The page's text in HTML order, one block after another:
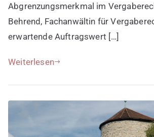
Abgrenzungsmerkmal im
Behrend, Fachanwältin für
erwartende Auftragswert […]
Weiterlesen